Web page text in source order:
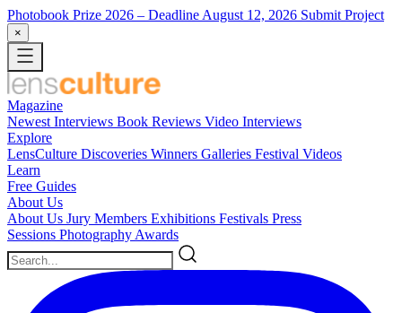
Photobook Prize 2026 – Deadline August 12, 2026 Submit Project
×
Magazine
Newest Interviews Book Reviews Video Interviews
Explore
LensCulture Discoveries Winners Galleries Festival Videos
Learn
Free Guides
About Us
About Us Jury Members Exhibitions Festivals Press
Sessions Photography Awards